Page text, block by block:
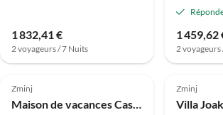
1 832,41 €
2 voyageurs / 7 Nuits
1 459,62
2 voyageurs
Annonce
5.0 (7)
Zminj
Maison de vacances Casa Julija
5.0
Zminj
Villa